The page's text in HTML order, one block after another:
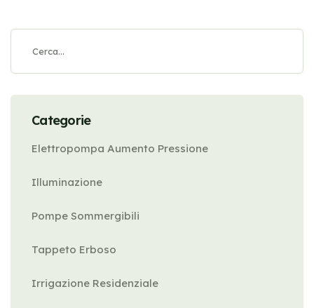
Categorie
Elettropompa Aumento Pressione
Illuminazione
Pompe Sommergibili
Tappeto Erboso
Irrigazione Residenziale